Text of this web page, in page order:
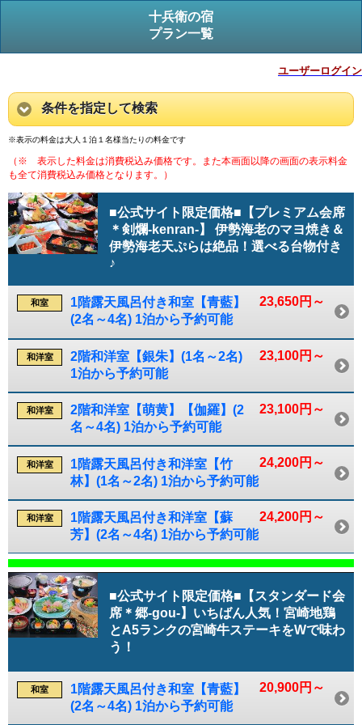
十兵衛の宿
プラン一覧
ユーザーログイン
条件を指定して検索
※表示の料金は大人１泊１名様当たりの料金です
（※ 表示した料金は消費税込み価格です。また本画面以降の画面の表示料金
も全て消費税込み価格となります。）
■公式サイト限定価格■【プレミアム会席
＊剣爛-kenran-】 伊勢海老のマヨ焼き＆
伊勢海老天ぷらは絶品！選べる台物付き
♪
23,650円～
和室
1階露天風呂付き和室【青藍】
(2名～4名) 1泊から予約可能
23,100円～
和洋室
2階和洋室【銀朱】(1名～2名)
1泊から予約可能
23,100円～
和洋室
2階和洋室【萌黄】【伽羅】(2
名～4名) 1泊から予約可能
24,200円～
和洋室
1階露天風呂付き和洋室【竹
林】(1名～2名) 1泊から予約可能
24,200円～
和洋室
1階露天風呂付き和洋室【蘇
芳】(2名～4名) 1泊から予約可能
■公式サイト限定価格■【スタンダード会
席＊郷-gou-】いちばん人気！宮崎地鶏
とA5ランクの宮崎牛ステーキをWで味わ
う！
20,900円～
和室
1階露天風呂付き和室【青藍】
(2名～4名) 1泊から予約可能